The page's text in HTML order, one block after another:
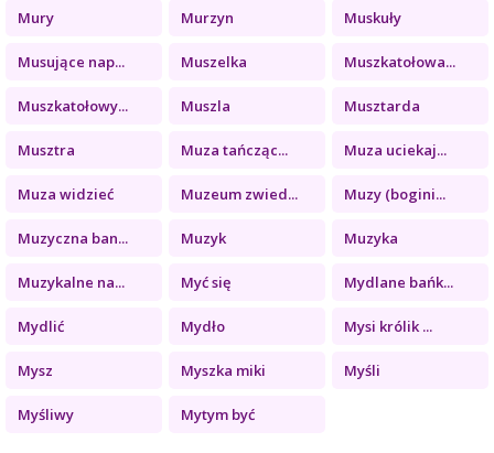
Mury Murzyn Muskuły
Musujące nap... Muszelka Muszkatołowa...
Muszkatołowy... Muszla Musztarda
Musztra Muza tańcząc... Muza uciekaj...
Muza widzieć Muzeum zwied... Muzy (bogini...
Muzyczna ban... Muzyk Muzyka
Muzykalne na... Myć się Mydlane bańk...
Mydlić Mydło Mysi królik ...
Mysz Myszka miki Myśli
Myśliwy Mytym być